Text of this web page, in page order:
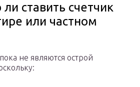
ставить счетчик
или частном
не являются острой